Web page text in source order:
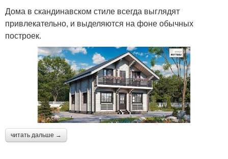
Дома в скандинавском стиле всегда выглядят
привлекательно, и выделяются на фоне обычных
построек.
читать дальше →